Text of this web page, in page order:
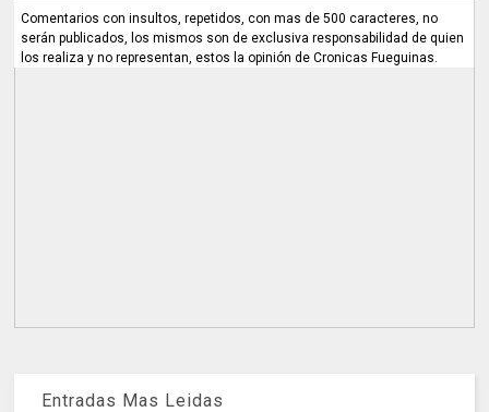
Comentarios con insultos, repetidos, con mas de 500 caracteres, no
serán publicados, los mismos son de exclusiva responsabilidad de quien
los realiza y no representan, estos la opinión de Cronicas Fueguinas.
Entradas Mas Leidas